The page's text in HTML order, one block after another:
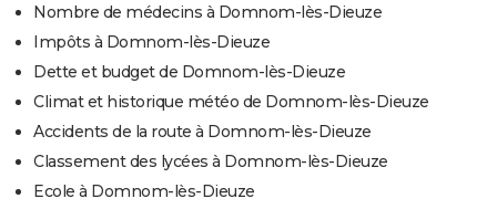
Nombre de médecins à Domnom-lès-Dieuze
Impôts à Domnom-lès-Dieuze
Dette et budget de Domnom-lès-Dieuze
Climat et historique météo de Domnom-lès-Dieuze
Accidents de la route à Domnom-lès-Dieuze
Classement des lycées à Domnom-lès-Dieuze
Ecole à Domnom-lès-Dieuze